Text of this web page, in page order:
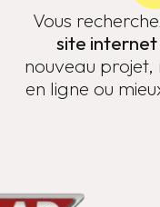
Vous
site internet
nouveau
en ligne ou